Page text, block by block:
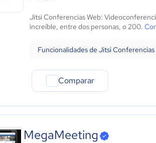
Jitsi Conferencias Web:
increíble, entre dos personas, o 200.
Funcionalidades de Jitsi Conferencias
Comparar
MegaMeeting